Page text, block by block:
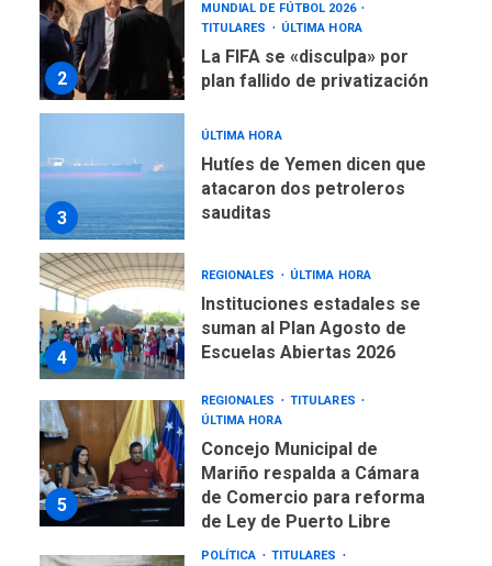
2
MUNDIAL DE FÚTBOL 2026
TITULARES
ÚLTIMA HORA
La FIFA se «disculpa» por
plan fallido de privatización
3
ÚLTIMA HORA
Hutíes de Yemen dicen que
atacaron dos petroleros
sauditas
4
REGIONALES ÚLTIMA HORA
Instituciones estadales se
suman al Plan Agosto de
Escuelas Abiertas 2026
5
REGIONALES
TITULARES
ÚLTIMA HORA
Concejo Municipal de
Mariño respalda a Cámara
de Comercio para reforma
de Ley de Puerto Libre
POLÍTICA
TITULARES